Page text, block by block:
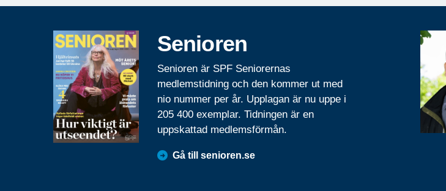
Senioren
Senioren är SPF Seniorernas
medlemstidning och den kommer ut med
nio nummer per år. Upplagan är nu uppe i
205 400 exemplar. Tidningen är en
uppskattad medlemsförmån.
Gå till senioren.se